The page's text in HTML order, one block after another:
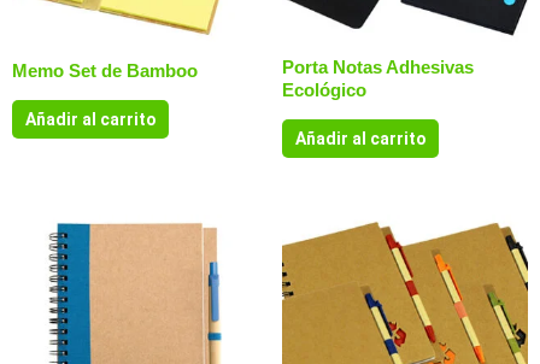
Memo Set de Bamboo
Añadir al carrito
Porta Notas Adhesivas
Ecológico
Añadir al carrito